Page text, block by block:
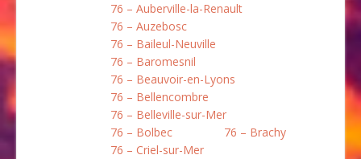
76 – Auberville-la-Renault
76 – Auzebosc
76 – Baileul-Neuville
76 – Baromesnil
76 – Beauvoir-en-Lyons
76 – Bellencombre
76 – Belleville-sur-Mer
76 – Bolbec
76 – Brachy
76 – Criel-sur-Mer